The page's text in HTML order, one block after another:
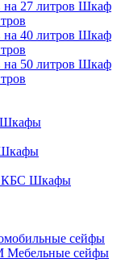
Шкаф
Шкаф
Шкаф
Шкафы
Шкафы
сейфы
Мебельные сейфы